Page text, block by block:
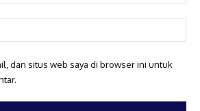
dan situs web saya di browser ini untuk